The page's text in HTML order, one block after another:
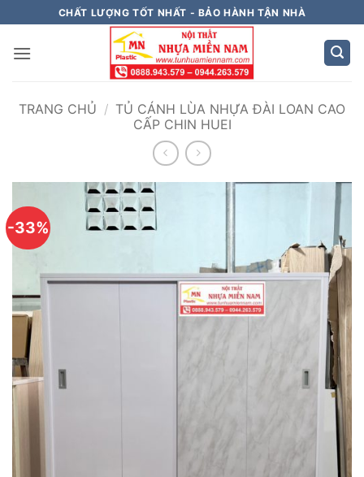
qua
nội
CHẤT LƯỢNG TỐT NHẤT - BẢO HÀNH TẬN NHÀ
TRANG CHỦ / TỦ CÁNH LÙA NHỰA ĐÀI LOAN CAO
CẤP CHIN HUEI
-33%